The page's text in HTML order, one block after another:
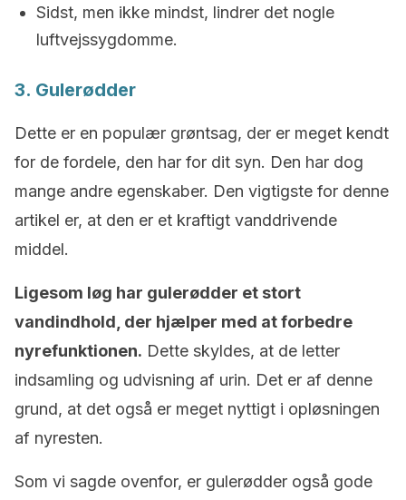
Sidst, men ikke mindst, lindrer det nogle
luftvejssygdomme.
3. Gulerødder
Dette er en populær grøntsag, der er meget kendt
for de fordele, den har for dit syn. Den har dog
mange andre egenskaber. Den vigtigste for denne
artikel er, at den er et kraftigt vanddrivende
middel.
Ligesom løg har gulerødder et stort
vandindhold, der hjælper med at forbedre
nyrefunktionen. Dette skyldes, at de letter
indsamling og udvisning af urin. Det er af denne
grund, at det også er meget nyttigt i opløsningen
af ​​nyresten.
Som vi sagde ovenfor, er gulerødder også gode